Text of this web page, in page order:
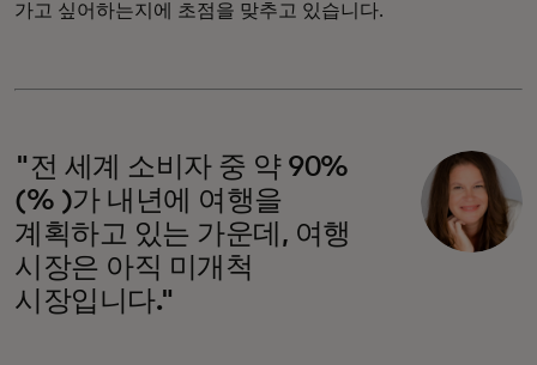
가고 싶어하는지에 초점을 맞추고 있습니다.
"전 세계 소비자 중 약 90%
(% )가 내년에 여행을
계획하고 있는 가운데, 여행
시장은 아직 미개척
시장입니다."